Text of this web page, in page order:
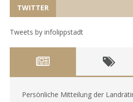
TWITTER
Tweets by infolippstadt
Persönliche Mitteilung der